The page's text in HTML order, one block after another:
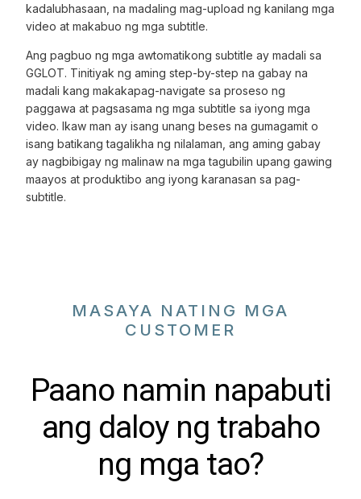
kadalubhasaan, na madaling mag-upload ng kanilang mga
video at makabuo ng mga subtitle.
Ang pagbuo ng mga awtomatikong subtitle ay madali sa
GGLOT. Tinitiyak ng aming step-by-step na gabay na
madali kang makakapag-navigate sa proseso ng
paggawa at pagsasama ng mga subtitle sa iyong mga
video. Ikaw man ay isang unang beses na gumagamit o
isang batikang tagalikha ng nilalaman, ang aming gabay
ay nagbibigay ng malinaw na mga tagubilin upang gawing
maayos at produktibo ang iyong karanasan sa pag-
subtitle.
MASAYA NATING MGA
CUSTOMER
Paano namin napabuti
ang daloy ng trabaho
ng mga tao?